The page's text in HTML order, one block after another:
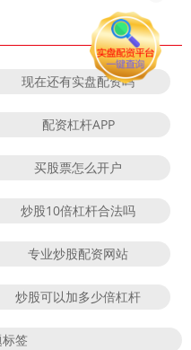
现在还有实盘配资吗
配资杠杆APP
买股票怎么开户
炒股10倍杠杆合法吗
专业炒股配资网站
炒股可以加多少倍杠杆
签